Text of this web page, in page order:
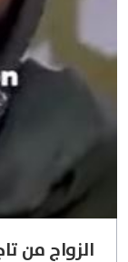
الزواج من